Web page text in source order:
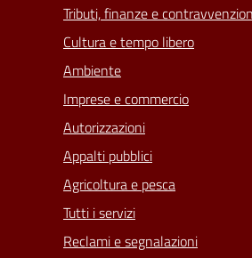
Tributi, finanze e
Cultura e tempo libero
Ambiente
Imprese e commercio
Autorizzazioni
Appalti pubblici
Agricoltura e pesca
Tutti i servizi
Reclami e segnalazioni